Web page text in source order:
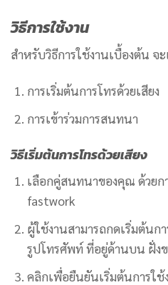
วิธีการใช้งาน
สำหรับวิธีการใช้งานเบื้องต้น จ
การเริ่มต้นการโทรด้วยเสียง
การเข้าร่วมการสนทนา
วิธีเริ่มต้นการโทรด้วยเสียง
เลือกคู่สนทนาของคุณ ด้วยก
fastwork
ผู้ใช้งานสามารถกดเริ่มต้นก
รูปโทรศัพท์ที่อยู่ด้านบน ฝั่ง
คลิกเพื่อยืนยันเริ่มต้นการใช้